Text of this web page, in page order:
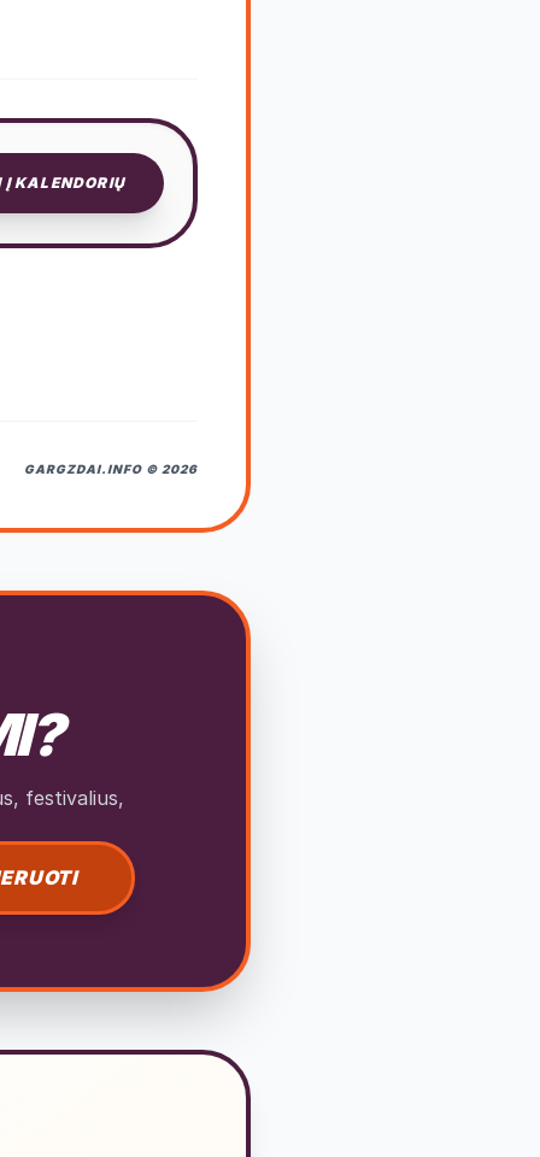
Į KALENDORIŲ
GARGZDAI.INFO © 2026
festivalius,